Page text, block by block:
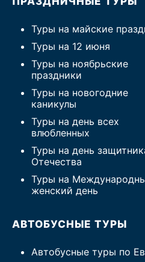
Туры на майские
Туры на 12 июня
Туры на ноябрьские
праздники
Туры на новогодние
каникулы
Туры на день всех
влюбленных
Туры на день
Отечества
Туры на
женский день
АВТОБУСНЫЕ ТУРЫ
Автобусные туры по